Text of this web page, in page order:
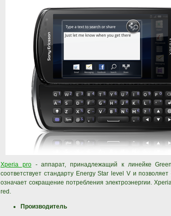
Xperia pro- аппарат, принадлежащий к линейке
соответствует стандарту Energy Star level V и
означает сокращение потребления электроэнергии.
red.
Производитель